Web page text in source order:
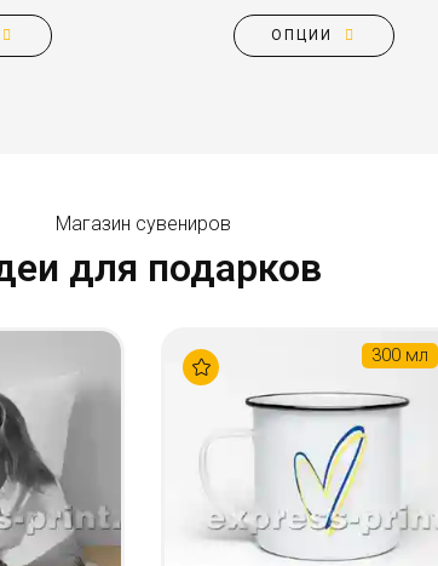
ОПЦИИ
Магазин сувениров
для подарков
300 мл